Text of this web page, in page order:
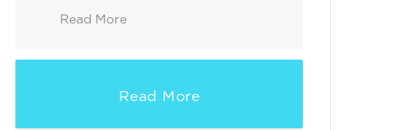
Read More
Read More